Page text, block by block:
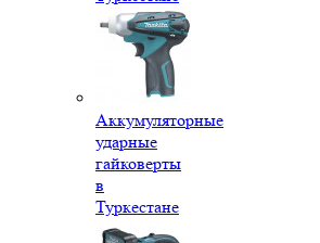
Аккумуляторные
ударные
гайковерты
в
Туркестане